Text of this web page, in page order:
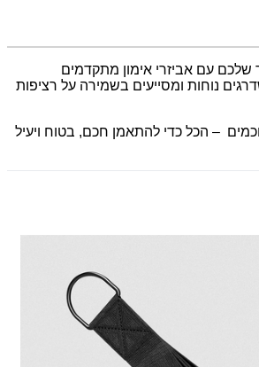
שלכם עם אביזרי אימון מתקדמים
נוחות ומסייעים בשמירה על רציפות
– הכל כדי להתאמן חכם, בטוח ויעיל